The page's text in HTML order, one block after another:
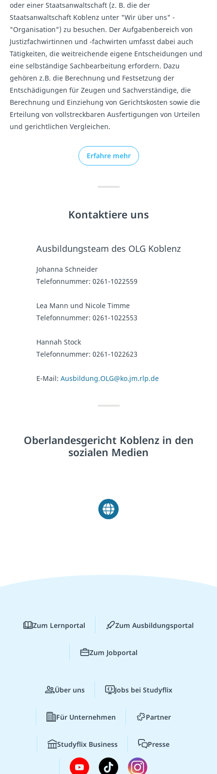
oder einer Staatsanwaltschaft (z. B. die der
Staatsanwaltschaft Koblenz unter "Wir über uns" -
"Organisation") zu besuchen. Der Aufgabenbereich von
Justizfachwirtinnen und -fachwirten umfasst dabei auch
Tätigkeiten, die weitreichende eigene Entscheidungen und
eine selbständige Sachbearbeitung erfordern. Dazu
gehören z.B. die Berechnung und Festsetzung der
Entschädigungen für Zeugen und Sachverständige, die
Berechnung und Einziehung von Gerichtskosten sowie die
Erteilung von vollstreckbaren Ausfertigungen von Urteilen
und gerichtlichen Vergleichen.
Erfahre mehr
Kontaktiere uns
Ausbildungsteam des OLG Koblenz
Johanna Schneider
Telefonnummer: 0261-1022559
Lea Mann und Nicole Timme
Telefonnummer: 0261-1022553
Hannah Stock
Telefonnummer: 0261-1022623
E-Mail: Ausbildung.OLG@ko.jm.rlp.de
Oberlandesgericht Koblenz in den
sozialen Medien
Zum Lernportal Zum Ausbildungsportal
Zum Jobportal
Über uns Jobs bei Studyflix
Für Unternehmen Partner
Studyflix Business Presse